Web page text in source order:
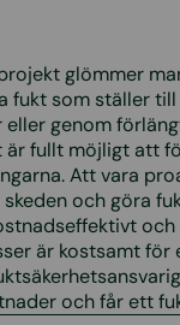
glömmer
fukt som ställer
eller genom
är fullt möjligt att
Att vara
och göra
är kostsamt för
och får ett